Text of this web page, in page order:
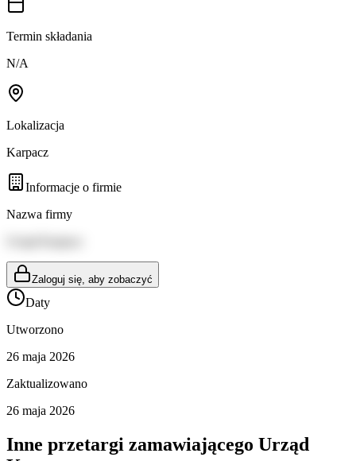
Termin składania
N/A
Lokalizacja
Karpacz
Informacje o firmie
Nazwa firmy
Zaloguj się, aby zobaczyć
Daty
Utworzono
26 maja 2026
Zaktualizowano
26 maja 2026
Inne przetargi zamawiającego Urząd